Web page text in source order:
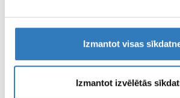
Izmantot visas
Izmantot izvēlētās
SIA “Vizuālā diagnostika” pacientiem
izmeklējumus, kas tiek veikti ar
tehnoloģijām aprīkotām iekārtām un
nodrošinot profesionālu izmeklējumu vidi un
ārstniecības posmā.